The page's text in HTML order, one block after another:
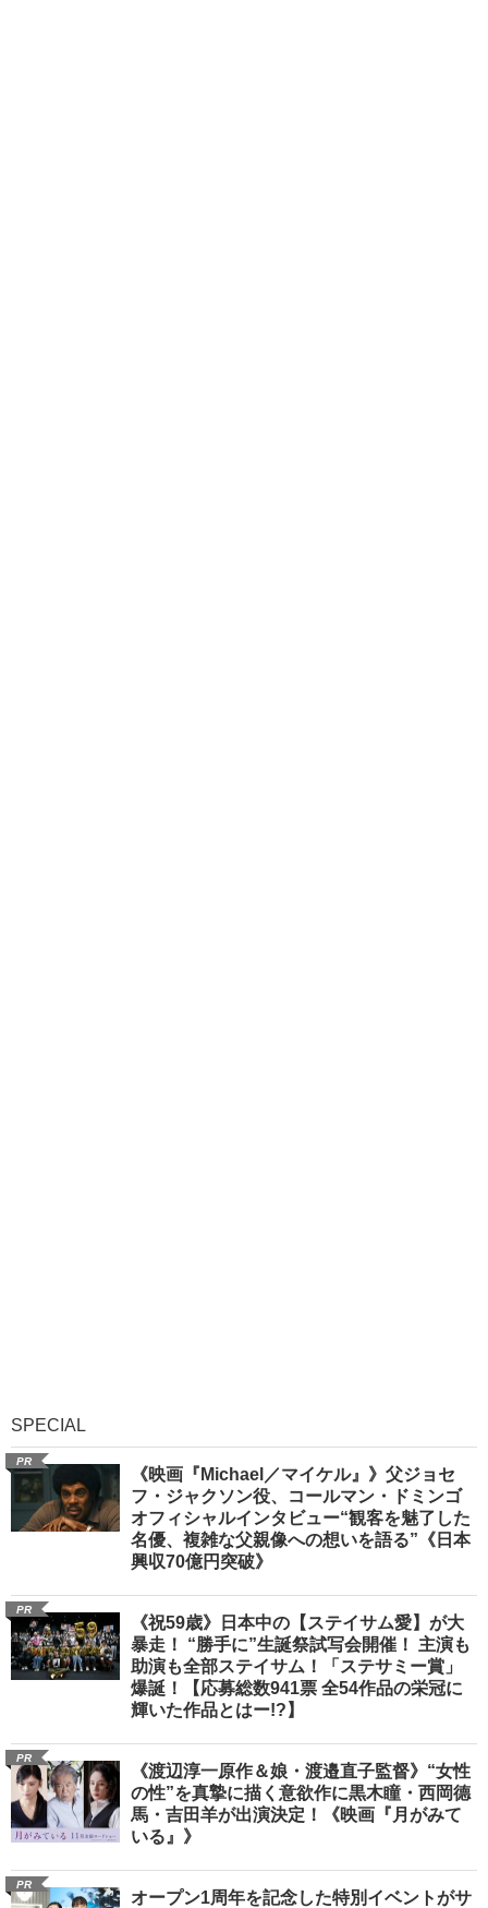
SPECIAL
PR
《映画『Michael／マイケル』》父ジョセ
フ・ジャクソン役、コールマン・ドミンゴ
オフィシャルインタビュー“観客を魅了した
名優、複雑な父親像への想いを語る”《日本
興収70億円突破》
PR
《祝59歳》日本中の【ステイサム愛】が大
暴走！ “勝手に”生誕祭試写会開催！ 主演も
助演も全部ステイサム！「ステサミー賞」
爆誕！【応募総数941票 全54作品の栄冠に
輝いた作品とはー!?】
PR
《渡辺淳一原作＆娘・渡邉直子監督》“女性
の性”を真摯に描く意欲作に黒木瞳・西岡德
馬・吉田羊が出演決定！《映画『月がみて
いる』》
PR
オープン1周年を記念した特別イベントがサ